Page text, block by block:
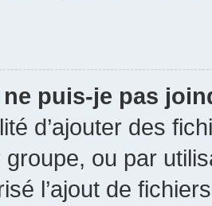
puis-je pas
d’ajouter des
ou par
l’ajout de